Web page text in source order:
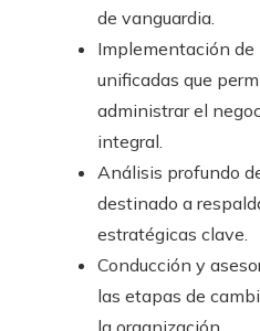
de vanguardia.
Implementación
unificadas que
administrar el
integral.
Análisis profundo
destinado a
estratégicas clave.
Conducción y
las etapas de